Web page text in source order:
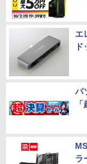
エ
パ
ラ